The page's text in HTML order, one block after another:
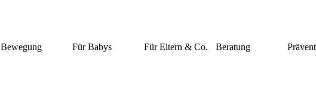
Bewegung Für Babys Für Eltern & Co. Beratung